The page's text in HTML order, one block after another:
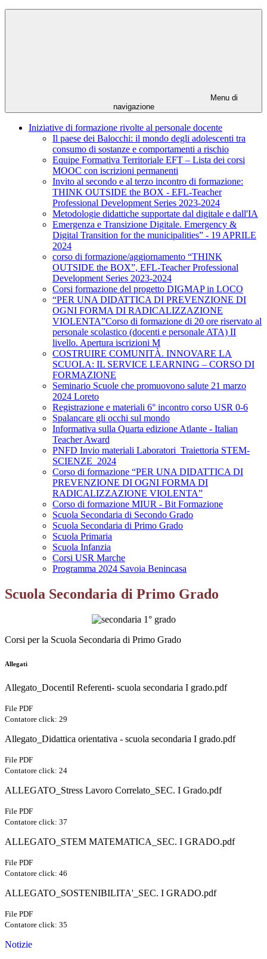
Menu di
navigazione
Iniziative di formazione rivolte al personale docente
Il paese dei Balocchi: il mondo degli adolescenti tra
consumo di sostanze e comportamenti a rischio
Equipe Formativa Territoriale EFT – Lista dei corsi
MOOC con iscrizioni permanenti
Invito al secondo e al terzo incontro di formazione:
THINK OUTSIDE the BOX - EFL-Teacher
Professional Development Series 2023-2024
Metodologie didattiche supportate dal digitale e dall'IA
Emergenza e Transizione Digitale. Emergency &
Digital Transition for the municipalities” - 19 APRILE
2024
corso di formazione/aggiornamento “THINK
OUTSIDE the BOX”, EFL-Teacher Professional
Development Series 2023-2024
Corsi formazione del progetto DIGMAP in LOCO
“PER UNA DIDATTICA DI PREVENZIONE DI
OGNI FORMA DI RADICALIZZAZIONE
VIOLENTA”Corso di formazione di 20 ore riservato al
personale scolastico (docenti e personale ATA) II
livello. Apertura iscrizioni M
COSTRUIRE COMUNITÀ. INNOVARE LA
SCUOLA: IL SERVICE LEARNING – CORSO DI
FORMAZIONE
Seminario Scuole che promuovono salute 21 marzo
2024 Loreto
Registrazione e materiali 6° incontro corso USR 0-6
Spalancare gli occhi sul mondo
Informativa sulla Quarta edizione Atlante - Italian
Teacher Award
PNFD Invio materiali Laboratori_Traiettoria STEM-
SCIENZE_2024
Corso di formazione “PER UNA DIDATTICA DI
PREVENZIONE DI OGNI FORMA DI
RADICALIZZAZIONE VIOLENTA”
Corso di formazione MIUR - Bit Formazione
Scuola Secondaria di Secondo Grado
Scuola Secondaria di Primo Grado
Scuola Primaria
Scuola Infanzia
Corsi USR Marche
Programma 2024 Savoia Benincasa
Scuola Secondaria di Primo Grado
Corsi per la Scuola Secondaria di Primo Grado
Allegati
Allegato_DocentiI Referenti- scuola secondaria I grado.pdf
File PDF
Contatore click: 29
Allegato_Didattica orientativa - scuola secondaria I grado.pdf
File PDF
Contatore click: 24
ALLEGATO_Stress Lavoro Correlato_SEC. I Grado.pdf
File PDF
Contatore click: 37
ALLEGATO_STEM MATEMATICA_SEC. I GRADO.pdf
File PDF
Contatore click: 46
ALLEGATO_SOSTENIBILITA'_SEC. I GRADO.pdf
File PDF
Contatore click: 35
Notizie